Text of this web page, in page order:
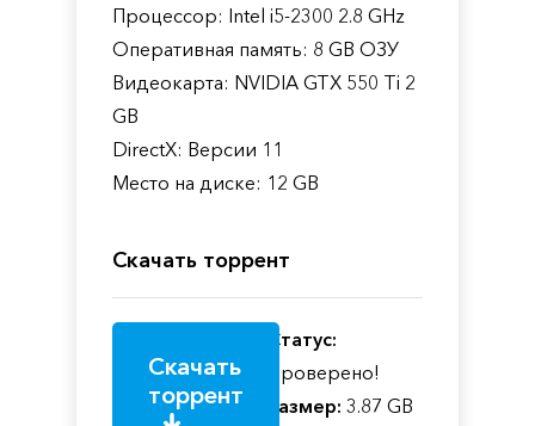
Процессор: Intel i5-2300 2.8 GHz
Оперативная память: 8 GB ОЗУ
Видеокарта: NVIDIA GTX 550 Ti 2
GB
DirectX: Версии 11
Место на диске: 12 GB
Скачать торрент
Скачать
торрент
Статус:
Проверено!
Размер: 3.87 GB